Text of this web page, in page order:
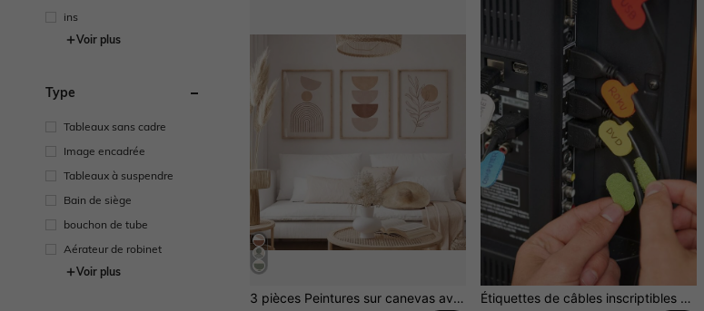
ins
Voir plus
Type
Tableaux sans cadre
Image encadrée
Tableaux à suspendre
Bain de siège
bouchon de tube
Aérateur de robinet
Voir plus
3 pièces Peintures sur canevas avec imprimé floral géométrique bohème, affiche vintage en terre cuite, décoration murale abstraite bohème pour chambre à coucher, bureau, salon, maison, sans cadre Étiquettes de câbles inscriptibles 6/12/20 pièces, étiquettes de cordon ovales multicolores pour la gestion et l'identification des câbles électroniques, enrouleurs de cordon à crochet et boucle, étiquettes de câbles, étiquettes de fils, attaches de câbles